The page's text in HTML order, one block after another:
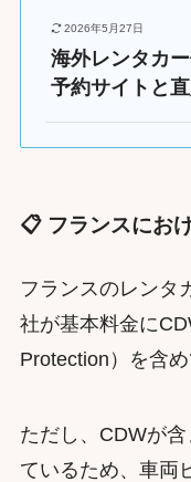
2026年5月27日
海外レンタカ
予約サイトと
📋 フランスにお
フランスのレンタ
社が基本料金に
Protection）を含
ただし、CDWが
ているため、車両